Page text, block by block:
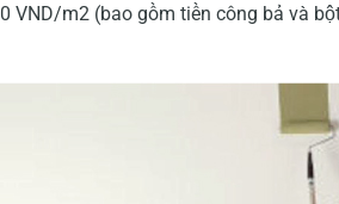
VND/m2 (bao gồm tiền công bả và